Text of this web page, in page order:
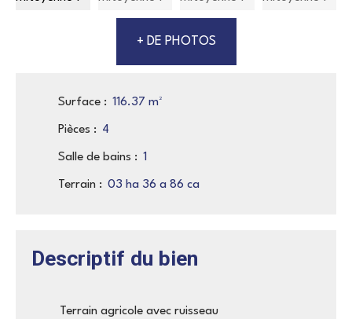
+ DE PHOTOS
Surface : 116.37 m²
Pièces : 4
Salle de bains : 1
Terrain : 03 ha 36 a 86 ca
Descriptif du bien
Terrain agricole avec ruisseau